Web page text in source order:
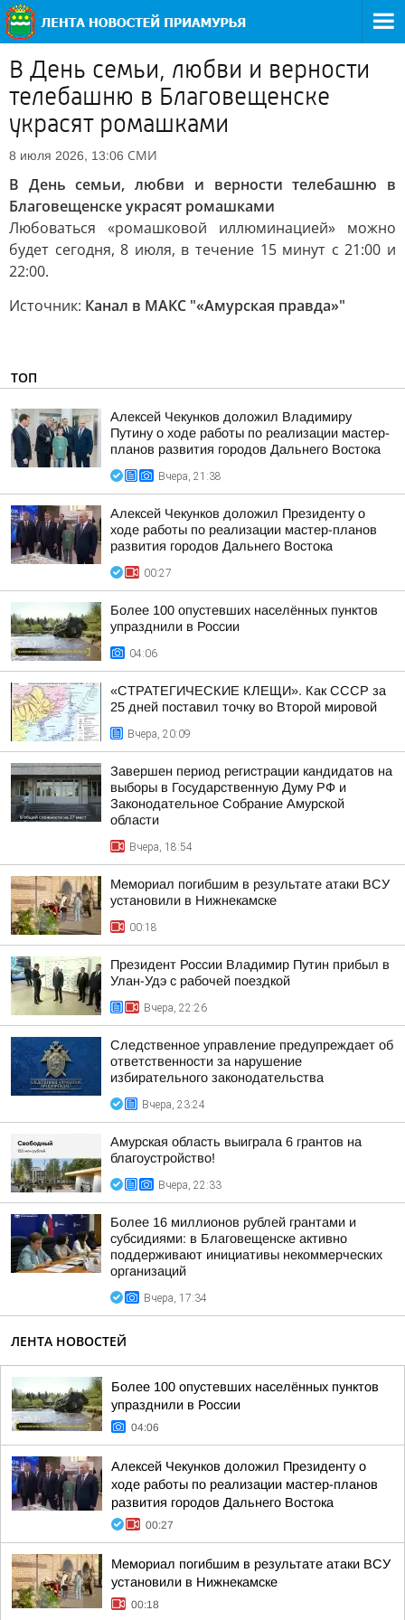
В День семьи, любви и верности
телебашню в Благовещенске
украсят ромашками
8 июля 2026, 13:06 СМИ
В День семьи, любви и верности телебашню в
Благовещенске украсят ромашками
Любоваться «ромашковой иллюминацией» можно
будет сегодня, 8 июля, в течение 15 минут с 21:00 и
22:00.
Источник: Канал в МАКС "«Амурская правда»"
ТОП
Алексей Чекунков доложил Владимиру
Путину о ходе работы по реализации мастер-
планов развития городов Дальнего Востока
Вчера, 21:38
Алексей Чекунков доложил Президенту о
ходе работы по реализации мастер-планов
развития городов Дальнего Востока
00:27
Более 100 опустевших населённых пунктов
упразднили в России
04:06
«СТРАТЕГИЧЕСКИЕ КЛЕЩИ». Как СССР за
25 дней поставил точку во Второй мировой
Вчера, 20:09
Завершен период регистрации кандидатов на
выборы в Государственную Думу РФ и
Законодательное Собрание Амурской
области
Вчера, 18:54
Мемориал погибшим в результате атаки ВСУ
установили в Нижнекамске
00:18
Президент России Владимир Путин прибыл в
Улан-Удэ с рабочей поездкой
Вчера, 22:26
Следственное управление предупреждает об
ответственности за нарушение
избирательного законодательства
Вчера, 23:24
Амурская область выиграла 6 грантов на
благоустройство!
Вчера, 22:33
Более 16 миллионов рублей грантами и
субсидиями: в Благовещенске активно
поддерживают инициативы некоммерческих
организаций
Вчера, 17:34
ЛЕНТА НОВОСТЕЙ
Более 100 опустевших населённых пунктов
упразднили в России
04:06
Алексей Чекунков доложил Президенту о
ходе работы по реализации мастер-планов
развития городов Дальнего Востока
00:27
Мемориал погибшим в результате атаки ВСУ
установили в Нижнекамске
00:18